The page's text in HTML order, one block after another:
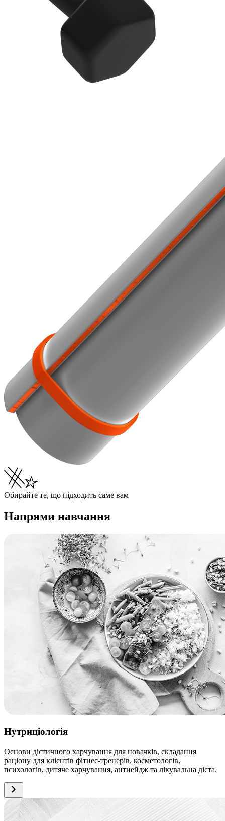
Обирайте те, що підходить саме вам
Напрями навчання
Нутриціологія
Основи дієтичного харчування для новачків, складання
раціону для клієнтів фітнес-тренерів, косметологів,
психологів, дитяче харчування, антиейдж та лікувальна дієта.